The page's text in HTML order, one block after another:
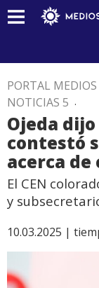
PORTAL
NOTICIAS 5 .
Ojeda
contestó
acerca de
El CEN
y
10.03.2025 |